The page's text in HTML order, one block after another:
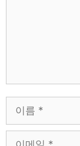
름